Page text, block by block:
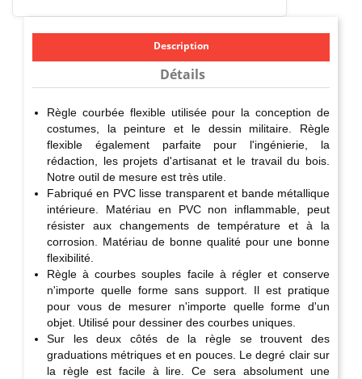
Description
Détails
Règle courbée flexible utilisée pour la conception de
costumes, la peinture et le dessin militaire. Règle
flexible également parfaite pour l'ingénierie, la
rédaction, les projets d'artisanat et le travail du bois.
Notre outil de mesure est très utile.
Fabriqué en PVC lisse transparent et bande métallique
intérieure. Matériau en PVC non inflammable, peut
résister aux changements de température et à la
corrosion. Matériau de bonne qualité pour une bonne
flexibilité.
Règle à courbes souples facile à régler et conserve
n'importe quelle forme sans support. Il est pratique
pour vous de mesurer n'importe quelle forme d'un
objet. Utilisé pour dessiner des courbes uniques.
Sur les deux côtés de la règle se trouvent des
graduations métriques et en pouces. Le degré clair sur
la règle est facile à lire. Ce sera absolument une